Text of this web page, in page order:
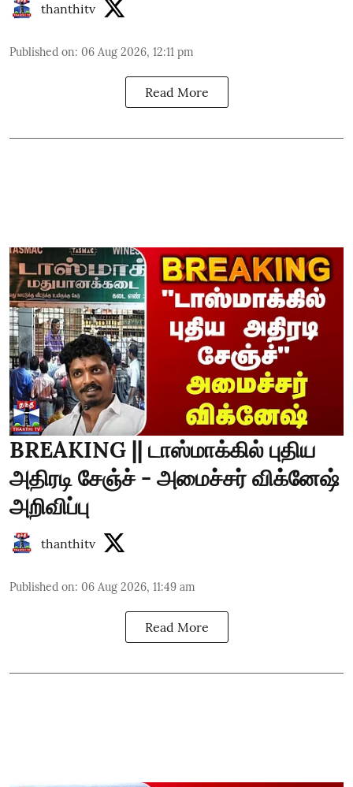
thanthitv
Published on: 06 Aug 2026, 12:11 pm
Read More
BREAKING || டாஸ்மாக்கில் புதிய
அதிரடி சேஞ்ச் - அமைச்சர் விக்னேஷ்
அறிவிப்பு
thanthitv
Published on: 06 Aug 2026, 11:49 am
Read More